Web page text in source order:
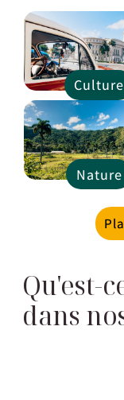
Culture
Nature
Qu'est-
dans